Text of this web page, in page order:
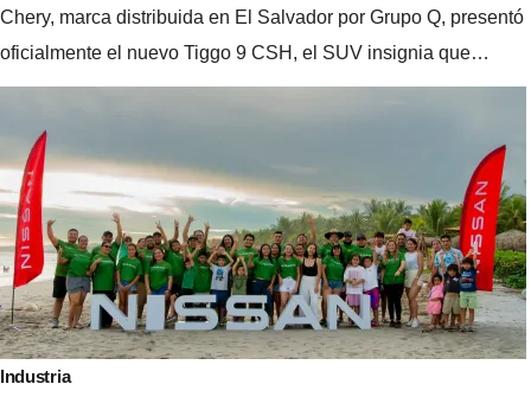
Chery, marca distribuida en El Salvador por Grupo Q, presentó
oficialmente el nuevo Tiggo 9 CSH, el SUV insignia que…
Industria